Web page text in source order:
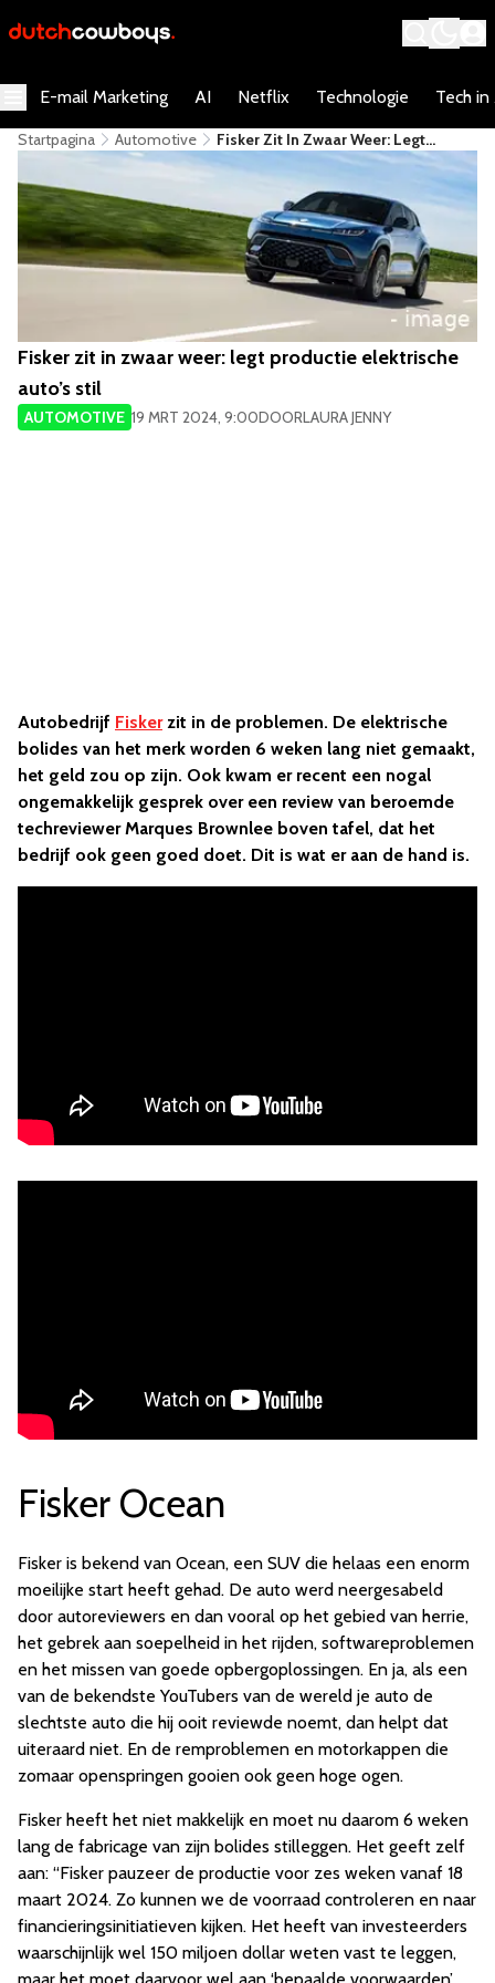
E-mail Marketing AI Netflix Technologie Tech in
Startpagina Automotive
​Fisker Zit In Zwaar Weer: Legt
Productie Elektrische Auto’s Stil
​Fisker zit in zwaar weer: legt productie elektrische
auto’s stil
AUTOMOTIVE 19 MRT 2024, 9:00DOORLAURA JENNY
Autobedrijf Fiskerzit in de problemen. De elektrische
bolides van het merk worden 6 weken lang niet gemaakt,
het geld zou op zijn. Ook kwam er recent een nogal
ongemakkelijk gesprek over een review van beroemde
techreviewer Marques Brownlee boven tafel, dat het
bedrijf ook geen goed doet. Dit is wat er aan de hand is.
Fisker Ocean
Fisker is bekend van Ocean, een SUV die helaas een enorm
moeilijke start heeft gehad. De auto werd neergesabeld
door autoreviewers en dan vooral op het gebied van herrie,
het gebrek aan soepelheid in het rijden, softwareproblemen
en het missen van goede opbergoplossingen. En ja, als een
van de bekendste YouTubers van de wereld je auto de
slechtste auto die hij ooit reviewde noemt, dan helpt dat
uiteraard niet. En de remproblemen en motorkappen die
zomaar openspringen gooien ook geen hoge ogen.
Fisker heeft het niet makkelijk en moet nu daarom 6 weken
lang de fabricage van zijn bolides stilleggen. Het geeft zelf
aan: “Fisker pauzeer de productie voor zes weken vanaf 18
maart 2024. Zo kunnen we de voorraad controleren en naar
financieringsinitiatieven kijken. Het heeft van investeerders
waarschijnlijk wel 150 miljoen dollar weten vast te leggen,